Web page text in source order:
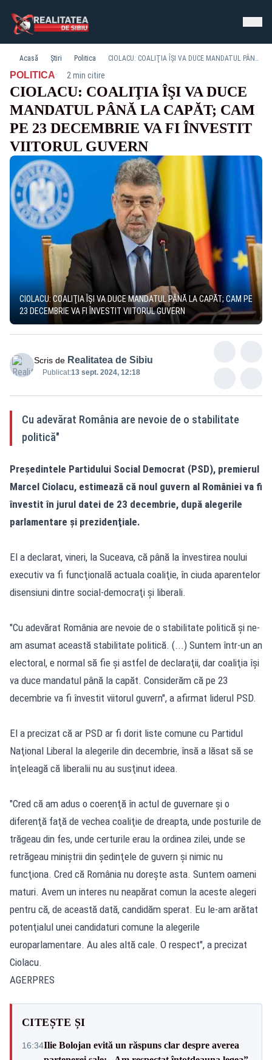
Acasă Știri Politica CIOLACU: COALIŢIA ÎŞI VA DUCE MANDATUL PÂNĂ LA CAPĂT; CAM PE 23 DECEMBRIE VA FI ÎNVESTIT VIITORUL GUVERN
POLITICA· 2 min citire
CIOLACU: COALIŢIA ÎŞI VA DUCE
MANDATUL PÂNĂ LA CAPĂT; CAM
PE 23 DECEMBRIE VA FI ÎNVESTIT
VIITORUL GUVERN
CIOLACU: COALIŢIA ÎŞI VA DUCE MANDATUL PÂNĂ LA CAPĂT; CAM PE
23 DECEMBRIE VA FI ÎNVESTIT VIITORUL GUVERN
Scris de Realitatea de Sibiu
Publicat:13 sept. 2024, 12:18
Cu adevărat România are nevoie de o stabilitate
politică"
Preşedintele Partidului Social Democrat (PSD), premierul
Marcel Ciolacu, estimează că noul guvern al României va fi
învestit în jurul datei de 23 decembrie, după alegerile
parlamentare şi prezidenţiale.
El a declarat, vineri, la Suceava, că până la învestirea noului
executiv va fi funcţională actuala coaliţie, în ciuda aparentelor
disensiuni dintre social-democraţi şi liberali.
"Cu adevărat România are nevoie de o stabilitate politică şi ne-
am asumat această stabilitate politică. (...) Suntem într-un an
electoral, e normal să fie şi astfel de declaraţii, dar coaliţia îşi
va duce mandatul până la capăt. Considerăm că pe 23
decembrie va fi învestit viitorul guvern", a afirmat liderul PSD.
El a precizat că ar PSD ar fi dorit liste comune cu Partidul
Naţional Liberal la alegerile din decembrie, însă a lăsat să se
înţeleagă că liberalii nu au susţinut ideea.
"Cred că am adus o coerenţă în actul de guvernare şi o
diferenţă faţă de vechea coaliţie de dreapta, unde posturile de
trăgeau din fes, unde certurile erau la ordinea zilei, unde se
retrăgeau miniştrii din şedinţele de guvern şi nimic nu
funcţiona. Cred că România nu doreşte asta. Suntem oameni
maturi. Avem un interes nu neapărat comun la aceste alegeri
pentru că, de această dată, candidăm sperat. Eu le-am arătat
potenţialul unei candidaturi comune la alegerile
europarlamentare. Au ales altă cale. O respect", a precizat
Ciolacu.
AGERPRES
CITEȘTE ȘI
16:34Ilie Bolojan evită un răspuns clar despre averea